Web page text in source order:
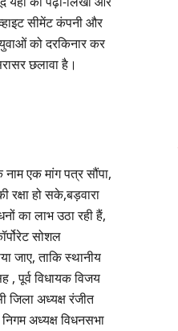
सीमेंट कंपनी और
को दरकिनार कर
छलावा है।
एक मांग पत्र सौंपा,
रक्षा हो सके,बड़वारा
का लाभ उठा रही हैं,
सोशल
जाए, ताकि स्थानीय
, पूर्व विधायक विजय
जिला अध्यक्ष रंजीत
अध्यक्ष विधनसभा